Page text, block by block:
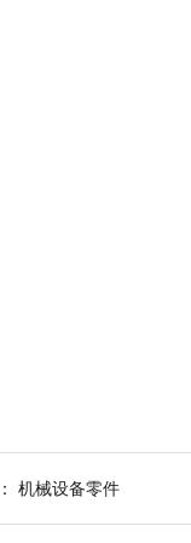
机械设备零件